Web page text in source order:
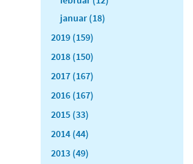
januar (18)
2019 (159)
2018 (150)
2017 (167)
2016 (167)
2015 (33)
2014 (44)
2013 (49)